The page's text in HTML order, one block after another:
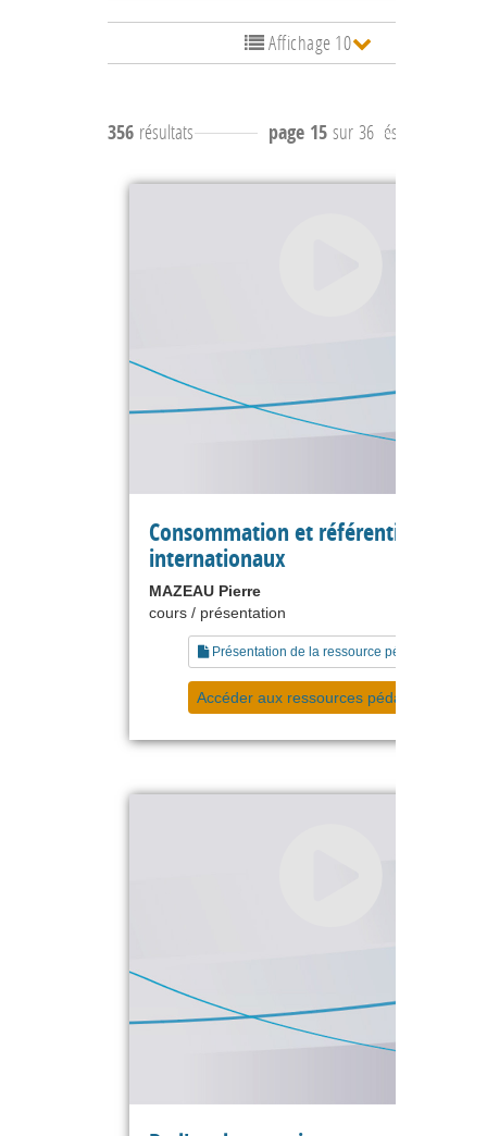
Affichage 10
356 résultats page 15 sur 36 résultats
Consommation et référentiels
internationaux
MAZEAU Pierre
cours / présentation
Présentation de la ressource pédagogique
Accéder aux ressources pédagogiques